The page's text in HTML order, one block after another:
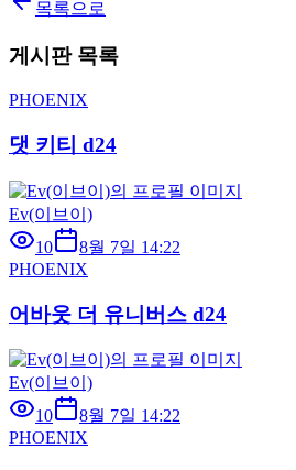
목록으로
게시판 목록
PHOENIX
댓 키티 d24
Ev(이브이)
10
8월 7일 14:22
PHOENIX
어바웃 더 유니버스 d24
Ev(이브이)
10
8월 7일 14:22
PHOENIX